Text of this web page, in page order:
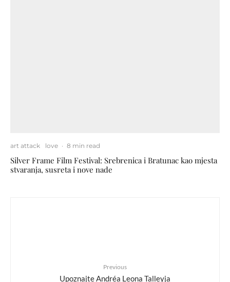
art attack love · 8 min read
Silver Frame Film Festival: Srebrenica i Bratunac kao mjesta
stvaranja, susreta i nove nade
Previous
Upoznajte Andréa Leona Talleyja